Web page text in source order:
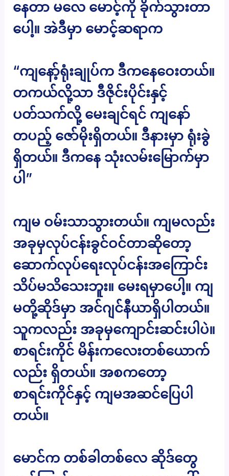
နေတာ မလေ မောင့်ကို ခိုက်သွားတာ
ပေါ့။ အဲဒီမှာ မောင့်ဆရာက
“ကျနော့်ရုံးချုပ်က ဒီကနေဝေးတယ်။
တကယ်လို့သာ ဒီဇိုင်းပိုင်းနှင့်
ပတ်သက်လို့ မေးချင်ရင် ကျနော်
တပည့် ဇော်မိုးရှိတယ်။ ဒီနားမှာ ရုံးခွဲ
ရှိတယ်။ ဒီကနေ သုံးလမ်းမြောက်မှာ
ပါ”
ကျမ ဝမ်းသာသွားတယ်။ ကျမလည်း
အခုမှလုပ်ငန်းခွင်ဝင်တာဆိုတော့
ဆောက်လုပ်ရေးလုပ်ငန်းအကြောင်း
သိပ်မသိသေးဘူး။ မေးရမှာပေါ့။ ကျ
မတို့ဆိုဒ်မှာ အင်ဂျင်နီယာရှိပါတယ်။
သူကလည်း အခုမှကျောင်းဆင်းပါပဲ။
စာရင်းကိုင် မိန်းကလေးတစ်ယောက်
လည်း ရှိတယ်။ အစကတော့
စာရင်းကိုင်နှင့် ကျမအဆင်ပြေပါ
တယ်။
မောင်က တစ်ခါတစ်လေ ဆိုဒ်တွေ